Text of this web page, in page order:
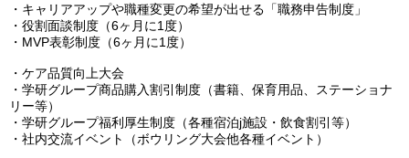
・キャリアアップや職種変更の希望が出せる「職務申告制度」
・役割面談制度（6ヶ月に1度）
・MVP表彰制度（6ヶ月に1度）
・ケア品質向上大会
・学研グループ商品購入割引制度（書籍、保育用品、ステーショナ
リー等）
・学研グループ福利厚生制度（各種宿泊j施設・飲食割引等）
・社内交流イベント（ボウリング大会他各種イベント）